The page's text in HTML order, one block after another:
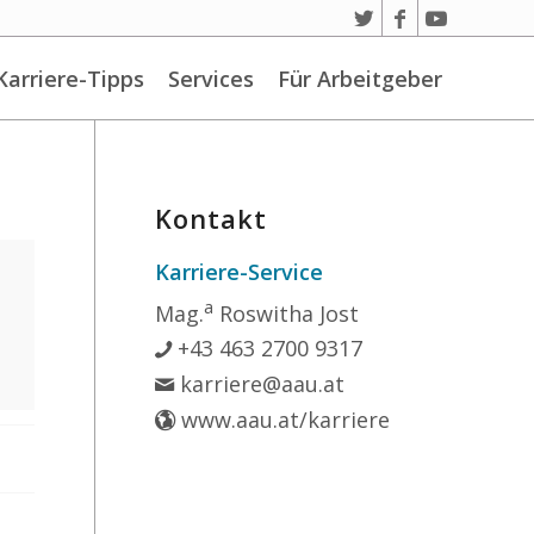
Tipps Services Für Arbeitgeber
Kontakt
Karriere-Service
Mag.a Roswitha Jost
+43 463 2700 9317
karriere@aau.at
www.aau.at/karriere